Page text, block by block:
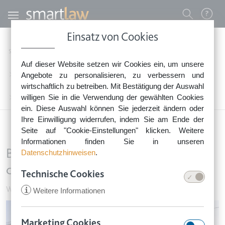
Einsatz von Cookies
Auf dieser Website setzen wir Cookies ein, um unsere
Angebote zu personalisieren, zu verbessern und
wirtschaftlich zu betreiben. Mit Bestätigung der Auswahl
willigen Sie in die Verwendung der gewählten Cookies
ein. Diese Auswahl können Sie jederzeit ändern oder
Ihre Einwilligung widerrufen, indem Sie am Ende der
Seite auf "Cookie-Einstellungen" klicken. Weitere
Informationen finden Sie in unseren
Datenschutzhinweisen.
Technische Cookies
i Weitere Informationen
Direkt zum Inhalt
0800 - 268 4 268 (kostenfrei)
Sie erreichen unser Service-Team:
Montag bis Freitag: 8-18 Uhr
Keine Rechtsberatung.
Benutzermenü
Startseite
Wohnungseigentum & Grundbesitz
Bauunternehmer haftet für Schaden durch umgestürzten Bauzaun
Bauunternehmer haftet für Schaden
durch umgestürzten Bauzaun
Wohnungseigentum & Grundbesitz
Image